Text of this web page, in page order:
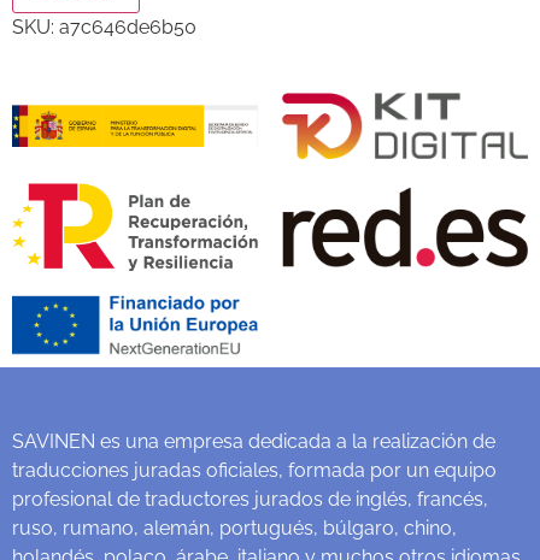
SKU: a7c646de6b50
SAVINEN es una empresa dedicada a la realización de
traducciones juradas oficiales, formada por un equipo
profesional de traductores jurados de inglés, francés,
ruso, rumano, alemán, portugués, búlgaro, chino,